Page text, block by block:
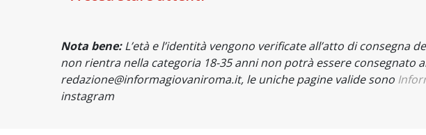
Nota bene:L’età e l’identità vengono verificate all’atto di
non rientra nella categoria 18-35 anni non potrà essere consegnato
redazione@informagiovaniroma.it, le uniche pagine valide sono
instagram